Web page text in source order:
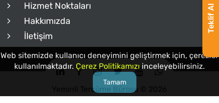
Hizmet Noktaları
Hakkımızda
İletişim
Yeminli Tercüme Bürosu © 2026
Teklif Al
Web sitemizde kullanıcı deneyimini geliştirmek için, çerezler
kullanılmaktadır. Çerez Politikamızı inceleyebilirsiniz.
Tamam